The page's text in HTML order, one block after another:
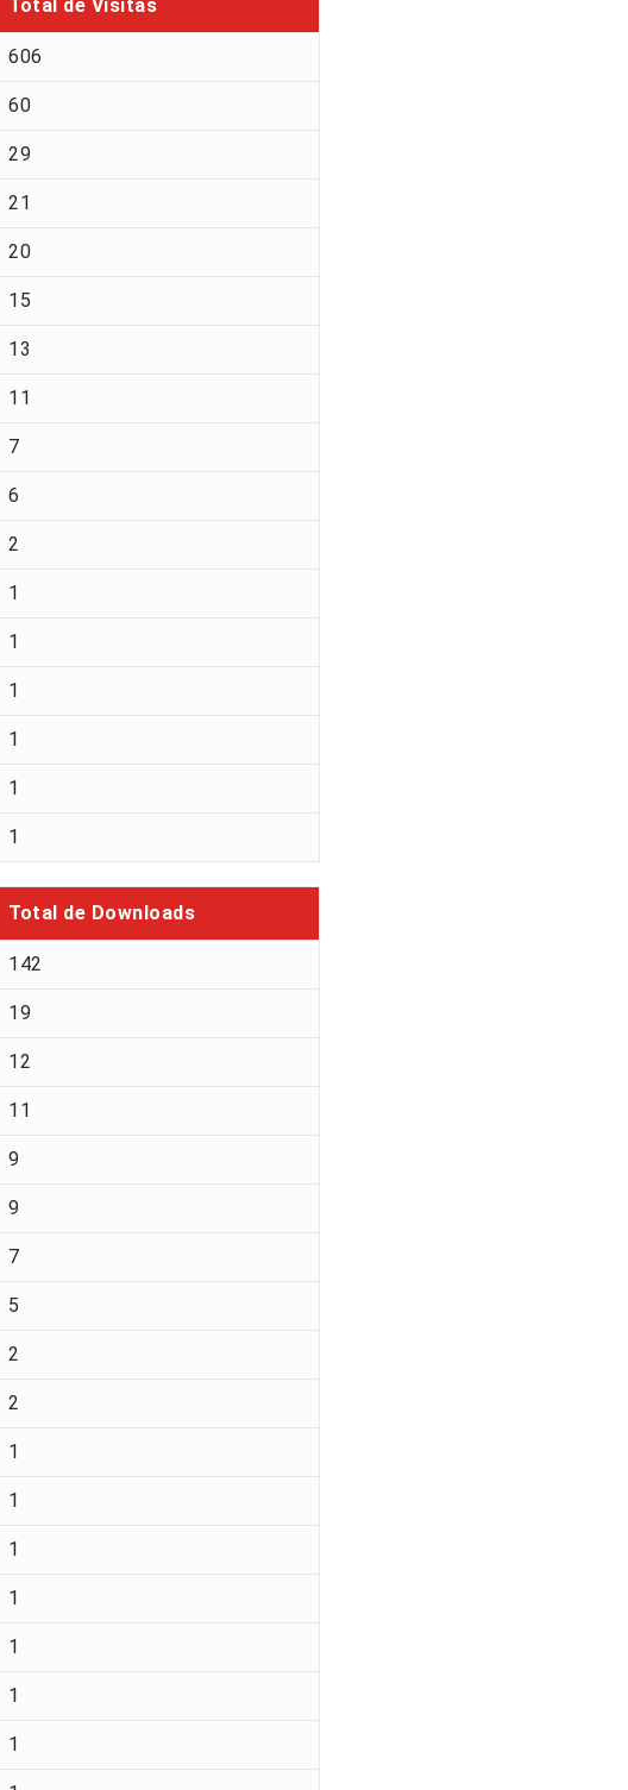
Total de Visitas
606
60
29
21
20
15
13
11
7
6
2
1
1
1
1
1
1
Total de Downloads
142
19
12
11
9
9
7
5
2
2
1
1
1
1
1
1
1